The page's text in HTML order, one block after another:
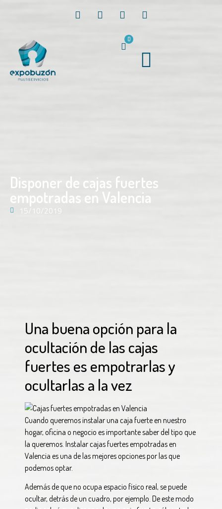
0
Disponer de cajas fuertes
empotradas en Valencia
15/10/2019
Una buena opción para la
ocultación de las cajas
fuertes es empotrarlas y
ocultarlas a la vez
Cuando queremos instalar una caja fuerte en nuestro
hogar, oficina o negocio es importante saber del tipo que
la queremos. Instalar cajas fuertes empotradas en
Valencia es una de las mejores opciones por las que
podemos optar.
Además de que no ocupa espacio físico real, se puede
ocultar, detrás de un cuadro, por ejemplo. De este modo